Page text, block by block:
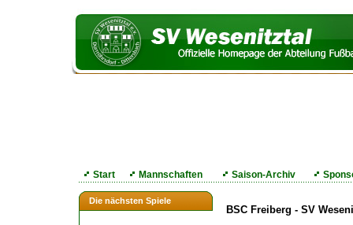
Start Mannschaften Saison-Archiv
Die nächsten Spiele
BSC Freiberg - SV